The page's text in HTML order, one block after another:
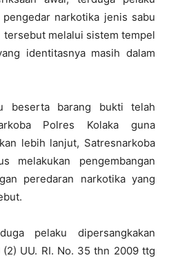
narkotika jenis sabu
tersebut melalui sistem tempel
identitasnya masih dalam
beserta barang bukti telah
Polres Kolaka guna
lebih lanjut, Satresnarkoba
melakukan pengembangan
peredaran narkotika yang
pelaku dipersangkakan
(2) UU. RI. No. 35 thn 2009 ttg